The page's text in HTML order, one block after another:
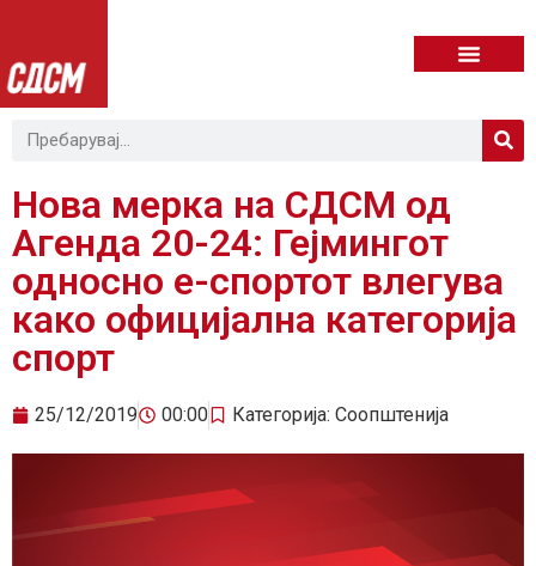
Нова мерка на СДСМ од
Агенда 20-24: Гејмингот
односно е-спортот влегува
како официјална категорија
спорт
25/12/2019 00:00 Категорија: Соопштенија